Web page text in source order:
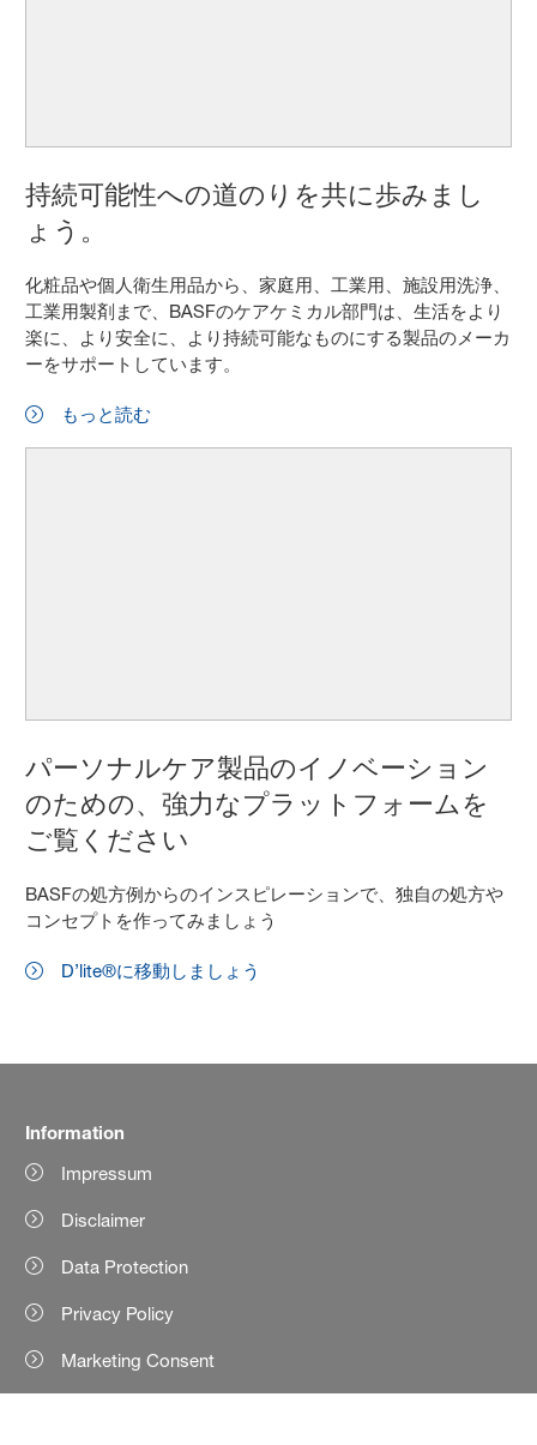
持続可能性への道のりを共に歩みまし
ょう。
化粧品や個人衛生用品から、家庭用、工業用、施設用洗浄、
工業用製剤まで、BASFのケアケミカル部門は、生活をより
楽に、より安全に、より持続可能なものにする製品のメーカ
ーをサポートしています。
もっと読む
パーソナルケア製品のイノベーション
のための、強力なプラットフォームを
ご覧ください
BASFの処方例からのインスピレーションで、独自の処方や
コンセプトを作ってみましょう
D’lite®に移動しましょう
Information
Impressum
Disclaimer
Data Protection
Privacy Policy
Marketing Consent